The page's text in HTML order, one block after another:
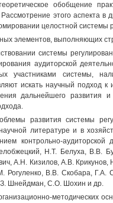
обобщение
этого аспекта в
целостной системы
элементов, выполняющих
системы
аудиторской
участниками системы,
искать научный подход
дальнейшего развития и
развития системы
литературе и в
контрольно-
Н.Т. Белуха, В.В.
А.Н. Кизилов, A.B.
В.В. Скобара, Г.А.
Шнейдман, С.О. Шохин и др.
методических